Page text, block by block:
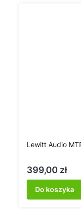
Lewitt Audio
Cena
399,00 zł
Do koszyka